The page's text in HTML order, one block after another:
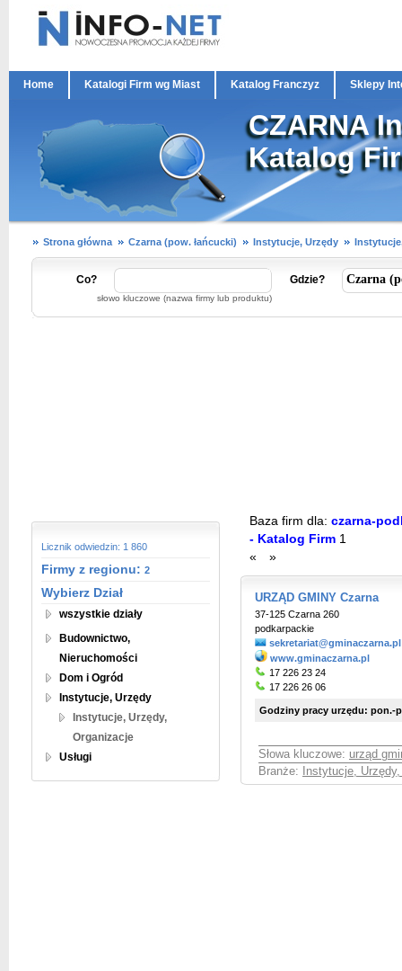
Home Katalogi Firm wg Miast Katalog Franczyz Sklepy
CZARNA
Katalog
Strona główna Czarna (pow. łańcucki) Instytucje, Urzędy
Co?
słowo kluczowe (nazwa firmy lub produktu)
Gdzie?
Licznik odwiedzin: 1 860
Firmy z regionu: 2
Wybierz Dział
wszystkie działy
Budownictwo,
Nieruchomości
Dom i Ogród
Instytucje, Urzędy
Instytucje, Urzędy,
Organizacje
Usługi
Baza firm dla: czarna-
- Katalog Firm 1
«
»
URZĄD GMINY Czarna
37-125 Czarna 260
podkarpackie
sekretariat@gminaczarna.pl
www.gminaczarna.pl
17 226 23 24
17 226 26 06
Godziny pracy urzędu: pon.-
Słowa kluczowe: urząd
Branże:
Instytucje,